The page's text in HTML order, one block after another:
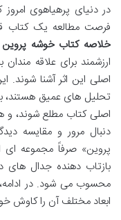
در دنیای پرهیاهوی امروز
فرصت مطالعه یک کتاب
خلاصه کتاب خوشه پروین
ارزشمند برای علاقه
اصلی این اثر آشنا شوند.
تحلیل های عمیق هستند،
اصلی کتاب مطلع شوند، و
دنبال مرور و مقایسه
پروین» صرفاً مجموعه ای
بازتاب دهنده جدال های
محسوب می شود. در
ابعاد مختلف آن را کاوش